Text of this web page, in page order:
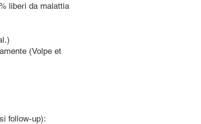
liberi da malattia
(Volpe et
follow-up):